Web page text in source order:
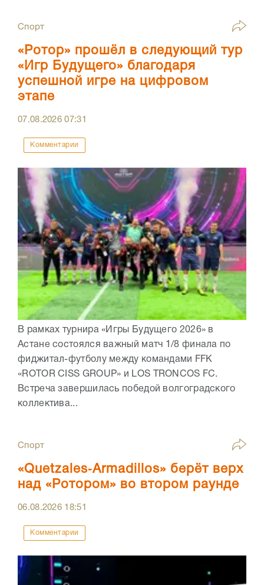
Спорт
«Ротор» прошёл в следующий тур
«Игр Будущего» благодаря
успешной игре на цифровом
этапе
07.08.202607:31
Комментарии
В рамках турнира «Игры Будущего 2026» в
Астане состоялся важный матч 1/8 финала по
фиджитал-футболу между командами FFK
«ROTOR CISS GROUP» и LOS TRONCOS FC.
Встреча завершилась победой волгоградского
коллектива...
Спорт
«Quetzales‑Armadillos» берёт верх
над «Ротором» во втором раунде
06.08.2026 18:51
Комментарии